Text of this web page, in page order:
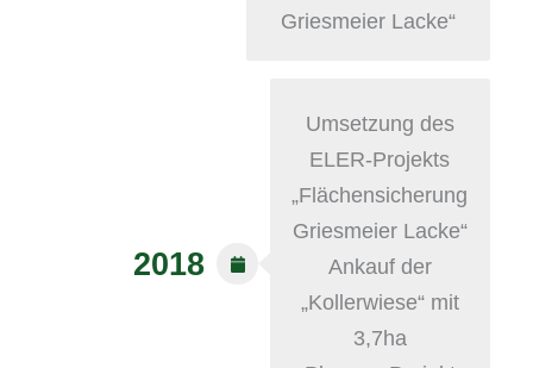
Griesmeier Lacke“
Umsetzung des
ELER-Projekts
„Flächensicherung
Griesmeier Lacke“
Ankauf der
„Kollerwiese“ mit
3,7ha
2018